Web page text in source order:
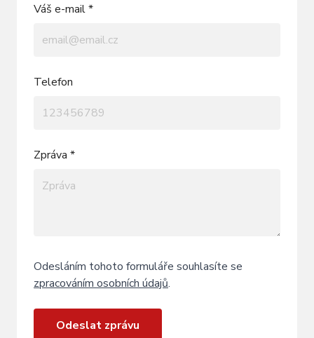
Váš e-mail *
Telefon
Zpráva *
Odesláním tohoto formuláře souhlasíte se
zpracováním osobních údajů.
Odeslat zprávu